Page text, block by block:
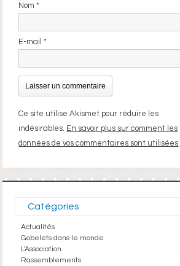
Nom*
E-mail*
Ce site utilise Akismet pour réduire les
indésirables. En savoir plus sur comment les
données de vos commentaires sont utilisées.
Catégories
Actualités
Gobelets dans le monde
L'Association
Rassemblements